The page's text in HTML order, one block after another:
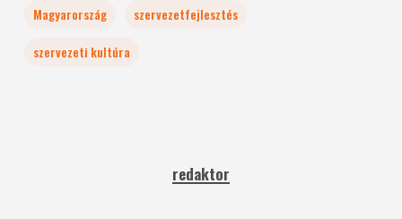
Magyarország
szervezetfejlesztés
szervezeti kultúra
redaktor